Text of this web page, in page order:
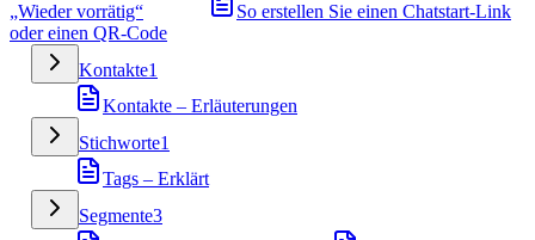
„Wieder vorrätig“
So erstellen Sie einen Chatstart-Link
oder einen QR-Code
Kontakte1
Kontakte – Erläuterungen
Stichworte1
Tags – Erklärt
Segmente3